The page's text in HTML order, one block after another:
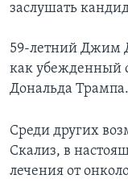
заслушать
59-летний Джим
как убежденный
Дональда Трампа.
Среди других
Скализ, в
лечения от